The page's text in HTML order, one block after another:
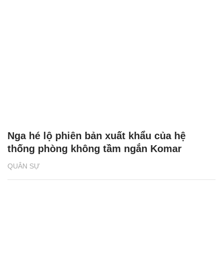
QUÂN SỰ
Nga hé lộ phiên bản xuất khẩu của hệ
thống phòng không tầm ngắn Komar